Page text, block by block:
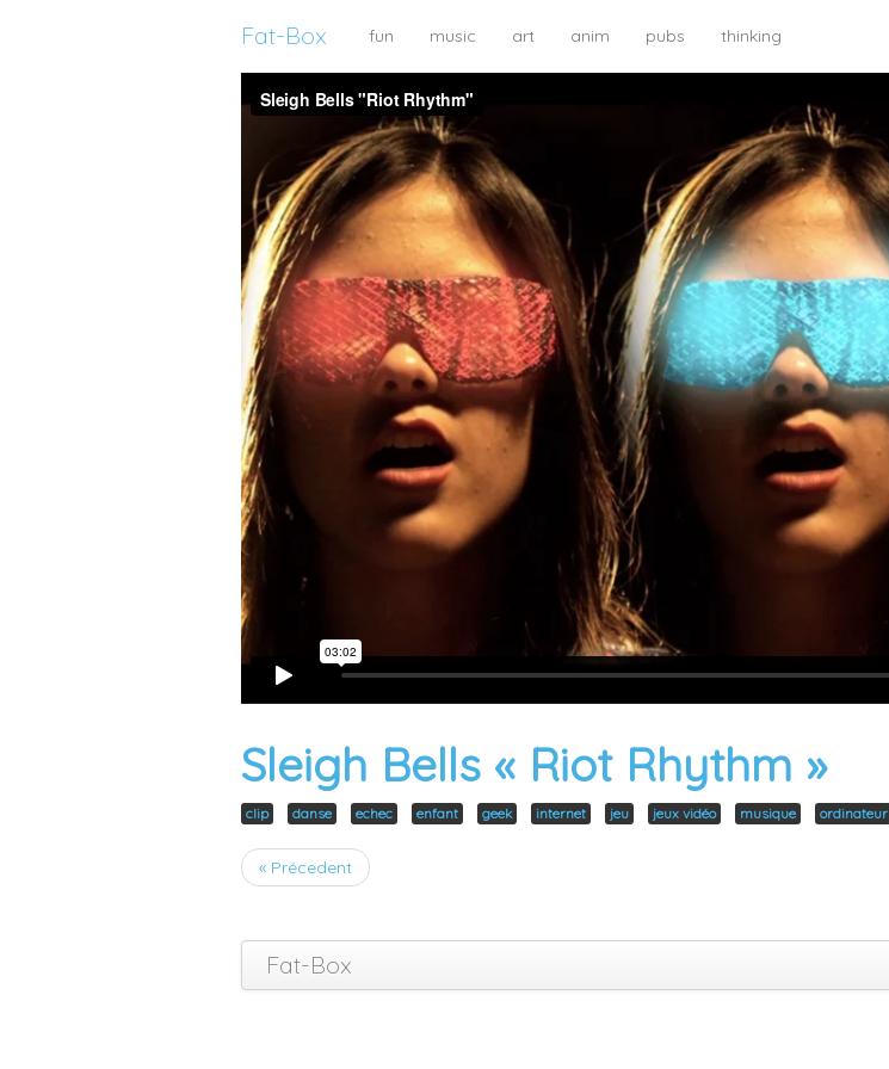
Fat-Box fun music art anim pubs thinking
Sleigh Bells « Riot Rhythm »
clip danse echec enfant geek internet jeu jeux vidéo musique ordinateur
« Précedent
Fat-Box